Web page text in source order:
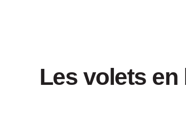
Les volets